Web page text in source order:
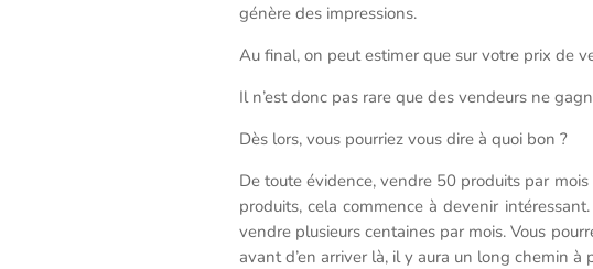
génère des impressions.
Au final, on peut estimer que sur votre prix de
Il n’est donc pas rare que des vendeurs ne
Dès lors, vous pourriez vous dire à quoi bon ?
De toute évidence, vendre 50 produits par
produits, cela commence à devenir
vendre plusieurs centaines par mois. Vous
avant d’en arriver là, il y aura un long chemin à